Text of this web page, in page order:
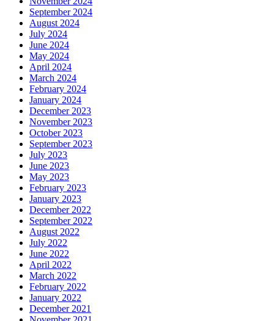
September 2024
August 2024
July 2024
June 2024
May 2024
April 2024
March 2024
February 2024
January 2024
December 2023
November 2023
October 2023
September 2023
July 2023
June 2023
May 2023
February 2023
January 2023
December 2022
September 2022
August 2022
July 2022
June 2022
April 2022
March 2022
February 2022
January 2022
December 2021